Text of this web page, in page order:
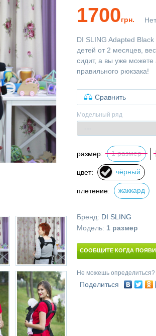
1700грн.
DI SLING Adapted
детей от 2 месяцев,
сидит, а вы уже можете
правильного рюкзака!
Сравнить
Модельный ряд
размер: 1 размер
цвет: чёрный
плетение: жаккард
Бренд: DI SLING
Модель: 1 размер
СООБЩИТЕ КОГДА
Не можешь определиться?
Поделиться